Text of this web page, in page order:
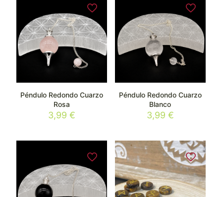
Péndulo Redondo Cuarzo
Rosa
3,99€
Péndulo Redondo Cuarzo
Blanco
3,99 €